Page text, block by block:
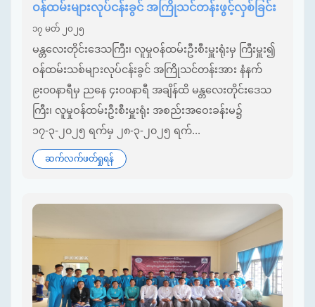
ဝန်ထမ်းများလုပ်ငန်းခွင် အကြိုသင်တန်းဖွင့်လှစ်ခြင်း
၁၇ မတ် ၂၀၂၅
မန္တလေးတိုင်းဒေသကြီး၊ လူမှုဝန်ထမ်းဦးစီးမှူးရုံးမှ ကြီးမှူး၍
ဝန်ထမ်းသစ်များလုပ်ငန်းခွင် အကြိုသင်တန်းအား နံနက်
၉း၀၀နာရီမှ ညနေ ၄း၀၀နာရီ အချိန်ထိ မန္တလေးတိုင်းဒေသ
ကြီး၊ လူမှုဝန်ထမ်းဦးစီးမှူးရုံး အစည်းအဝေးခန်းမ၌
၁၇-၃-၂၀၂၅ ရက်မှ ၂၈-၃-၂၀၂၅ ရက်...
ဆက်လက်ဖတ်ရှုရန်